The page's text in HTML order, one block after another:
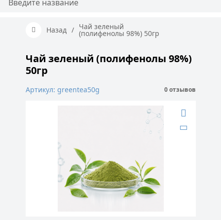
Назад / Чай зеленый
(полифенолы 98%) 50гр
Чай зеленый (полифенолы 98%)
50гр
Артикул: greentea50g 0 отзывов